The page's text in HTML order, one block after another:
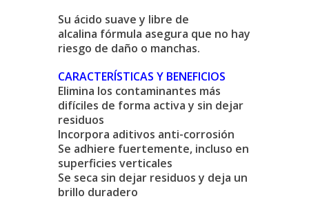
Su ácido suave y libre de
alcalina fórmula asegura que no hay
riesgo de daño o manchas.
CARACTERÍSTICAS Y BENEFICIOS
Elimina los contaminantes más
difíciles de forma activa y sin dejar
residuos
Incorpora aditivos anti-corrosión
Se adhiere fuertemente, incluso en
superficies verticales
Se seca sin dejar residuos y deja un
brillo duradero